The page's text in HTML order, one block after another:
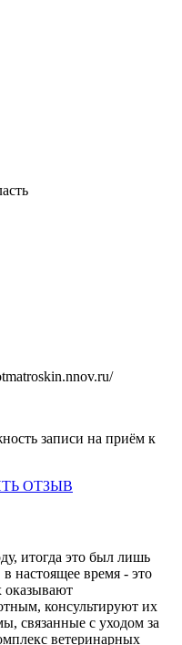
записи на приём к
ОТЗЫВ
итогда это был лишь
настоящее время - это
оказывают
консультируют их
связанные с уходом за
ветеринарных